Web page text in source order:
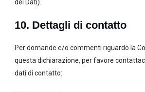
dei Dati).
10. Dettagli di contatto
Per domande e/o commenti riguardo la
questa dichiarazione, per favore
dati di contatto: